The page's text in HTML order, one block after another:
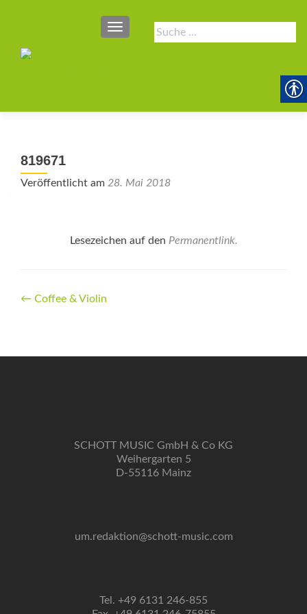
Suche
nach:
SCHALTE NAVIGATION
819671
Veröffentlicht am 28. Mai 2018
Lesezeichen auf den Permanentlink.
Beitrags-
← Coffee & Violin
SCHOTT MUSIC GmbH & Co KG
Weihergarten 5
D-55116 Mainz
um.redaktion@schott-music.com
Tel. +49 6131 246-855